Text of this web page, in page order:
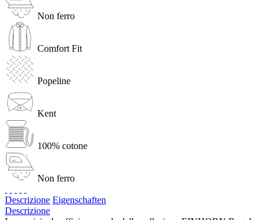
Non ferro
Comfort Fit
Popeline
Kent
100% cotone
Non ferro
Descrizione Eigenschaften
Descrizione